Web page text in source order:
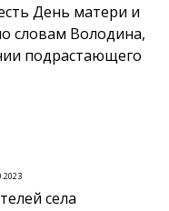
День матери и
словам Володина,
подрастающего
села